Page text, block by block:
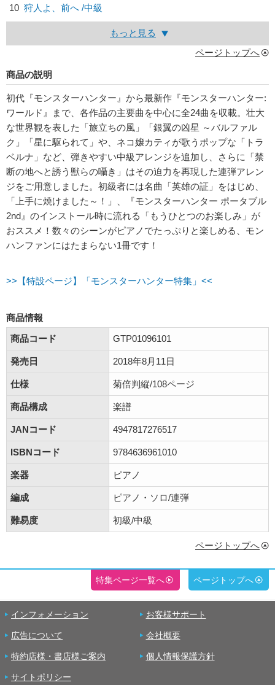
10 狩人よ、前へ /中級
もっと見る
ページトップへ
商品の説明
初代『モンスターハンター』から最新作『モンスターハンター:
ワールド』まで、各作品の主要曲を中心に全24曲を収載。壮大
な世界観を表した「旅立ちの風」「銀翼の凶星 ～バルファル
ク」「星に駆られて」や、ネコ嬢カティが歌うポップな「トラ
ベルナ」など、弾きやすい中級アレンジを追加し、さらに「禁
断の地へと誘う獣らの囁き」はその迫力を再現した連弾アレン
ジをご用意しました。初級者には名曲「英雄の証」をはじめ、
「上手に焼けました～！」、『モンスターハンター ポータブル
2nd』のインストール時に流れる「もうひとつのお楽しみ」が
おススメ！数々のシーンがピアノでたっぷりと楽しめる、モン
ハンファンにはたまらない1冊です！
>>【特設ページ】「モンスターハンター特集」<<
商品情報
商品コード
GTP01096101
発売日 2018年8月11日
仕様 菊倍判縦/108ページ
商品構成 楽譜
JANコード 4947817276517
ISBNコード 9784636961010
楽器 ピアノ
編成 ピアノ・ソロ/連弾
難易度 初級/中級
ページトップへ
特集ページ一覧へ ページトップへ
インフォメーション お客様サポート
広告について 会社概要
特約店様・書店様ご案内 個人情報保護方針
サイトポリシー